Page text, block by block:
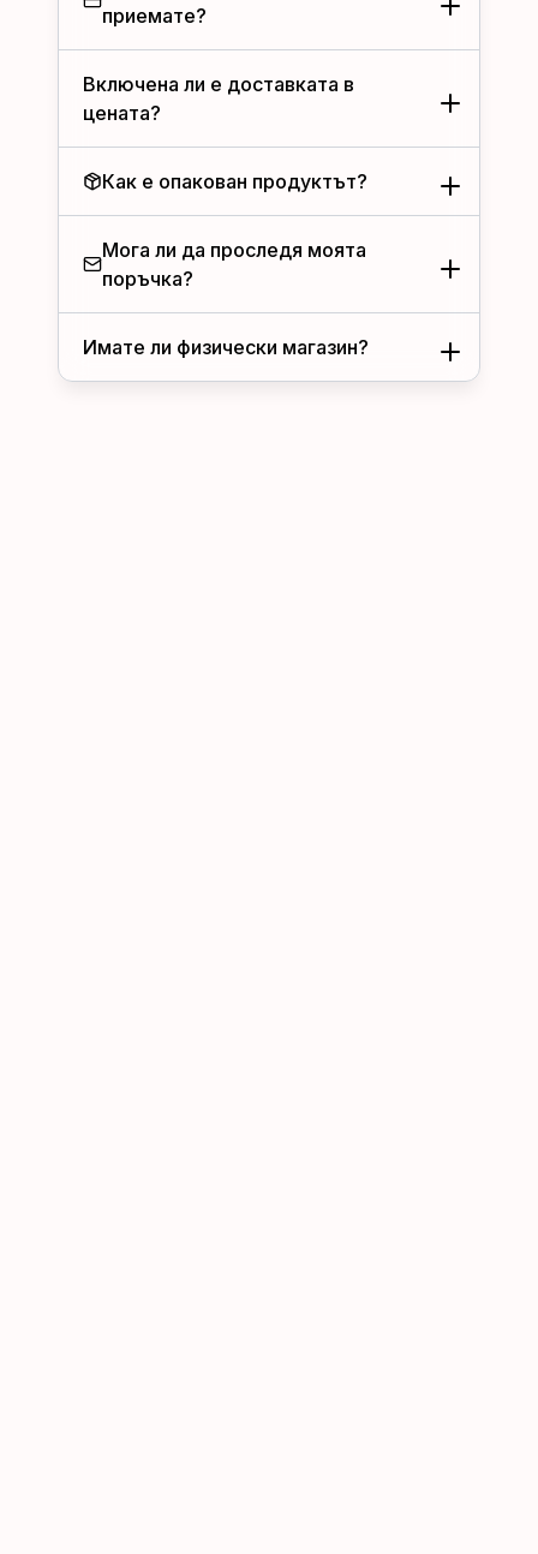
приемате?
Включена ли е доставката в
цената?
Как е опакован продуктът?
Мога ли да проследя моята
поръчка?
Имате ли физически магазин?